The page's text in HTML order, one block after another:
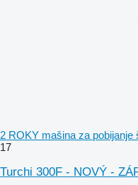
2 ROKY mašina za pobijanje
17
Turchi 300F - NOVÝ -